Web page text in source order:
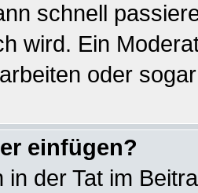
schnell
wird. Ein
oder
einfügen?
in der Tat im